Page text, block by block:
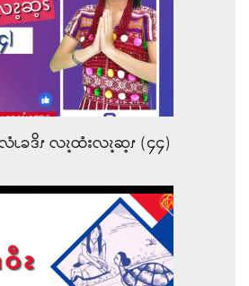
ၬခဒိၭ လၩ့ထံးလၩ့ဆ့ၭ (၄၄)